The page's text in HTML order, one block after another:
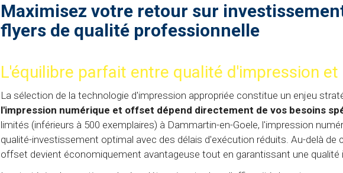
Maximisez votre retour sur
flyers de qualité professionnelle
L'équilibre parfait entre qualité d'impression
La sélection de la technologie d'impression appropriée constitue un enjeu
l'impression numérique et offset dépend directement de vos besoins
limités (inférieurs à 500 exemplaires) à Dammartin-en-Goele, l'impression
qualité-investissement optimal avec des délais d'exécution réduits. Au-delà de
offset devient économiquement avantageuse tout en garantissant une qualité